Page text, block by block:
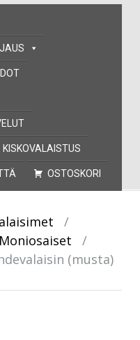
KISKOVALAISTUS
OSTOSKORI
/
Moniosaiset
/
(musta)